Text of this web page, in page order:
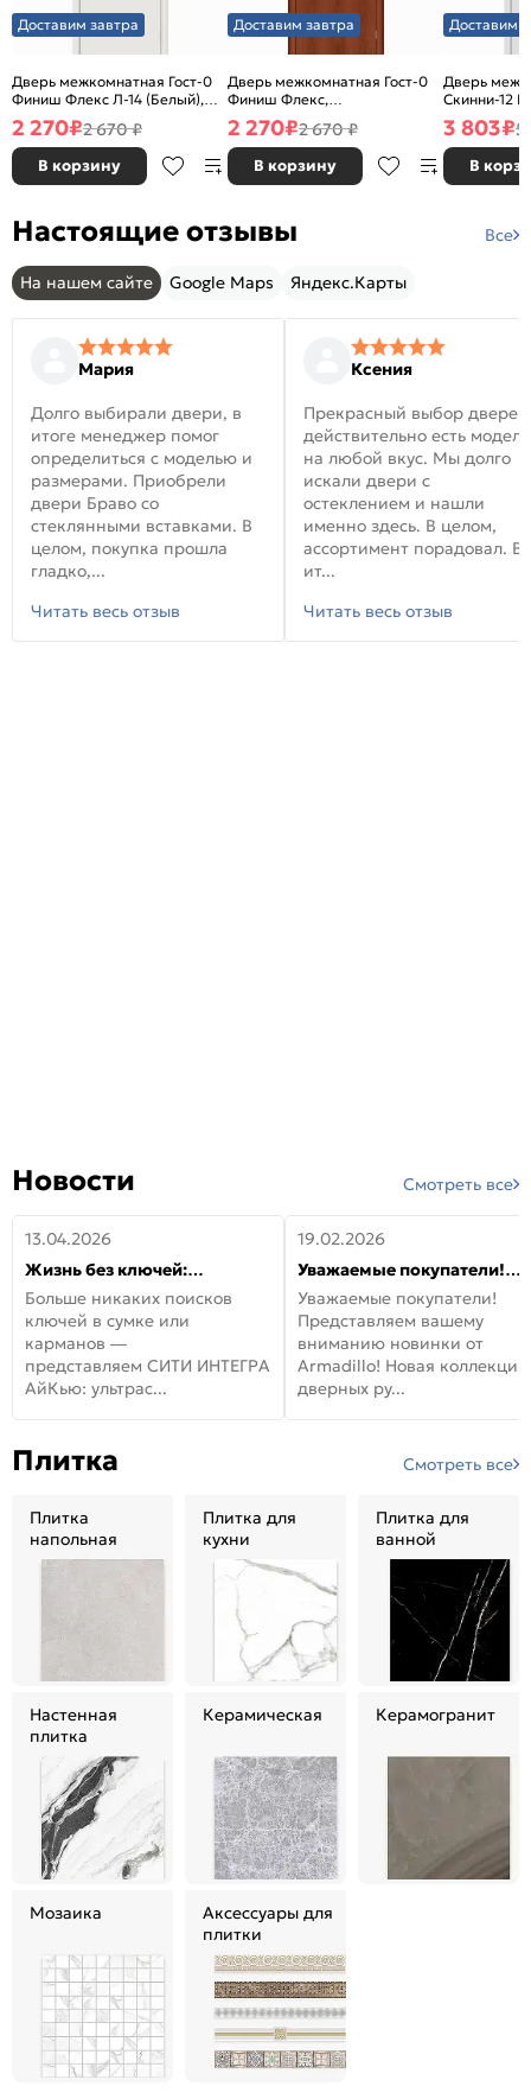
Доставим завтра
Дверь межкомнатная Гост-0
Финиш Флекс Л-14 (Белый),
глухая, каркасно-щитовая
2 270₽2 670 ₽
В корзину
Доставим завтра
Дверь межкомнатная Гост-0
Финиш Флекс,
Ламинированные Л-11
(ИталОрех), глухая, каркасно-
щитовая
2 270₽2 670 ₽
В корзину
Доставим
Дверь
Скинни-12
глухая,
3 803₽5
В
Настоящие отзывы Все
На нашем сайте Google Maps Яндекс.Карты
Мария
Долго выбирали двери, в
итоге менеджер помог
определиться с моделью и
размерами. Приобрели
двери Браво со
стеклянными вставками. В
целом, покупка прошла
гладко,...
Читать весь отзыв
Ксения
Прекрасный выбор
действительно есть модели
на любой вкус. Мы долго
искали двери с
остеклением и нашли
именно здесь. В целом,
ассортимент порадовал. В
ит...
Читать весь отзыв
Новости Смотреть все
13.04.2026
Жизнь без ключей:
встречайте новую дверь
СИТИ ИНТЕГРА АйКью!
Больше никаких поисков
ключей в сумке или
карманов —
представляем СИТИ ИНТЕГРА
АйКью: ультрас...
19.02.2026
Уважаемые покупатели!
Представляем вашему
вниманию новинки от
Armadillo!
Уважаемые покупатели!
Представляем вашему
вниманию новинки от
Armadillo! Новая коллекция
дверных ру...
Плитка Смотреть все
Плитка
напольная
Плитка для
кухни
Плитка для
ванной
Настенная
плитка
Керамическая Керамогранит
Мозаика
Аксессуары для
плитки